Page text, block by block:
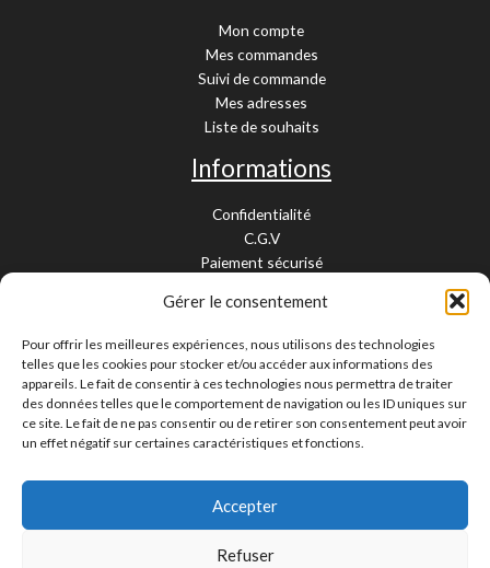
Gérer le consentement
Pour offrir les meilleures expériences, nous utilisons des technologies
telles que les cookies pour stocker et/ou accéder aux informations des
appareils. Le fait de consentir à ces technologies nous permettra de traiter
des données telles que le comportement de navigation ou les ID uniques sur
ce site. Le fait de ne pas consentir ou de retirer son consentement peut avoir
un effet négatif sur certaines caractéristiques et fonctions.
Accepter
Refuser
Mon compte
Mes commandes
Suivi de commande
Mes adresses
Liste de souhaits
Informations
Confidentialité
C.G.V
Paiement sécurisé
Livraison et retour
Cookies
Contact
Paiement sécurisé
Livraison 24/48H et 10/15 jours